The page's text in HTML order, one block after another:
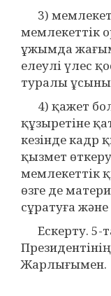
3)
мемлекеттік
ұжымда
елеулі үлес
туралы
4) қажет
құзыретіне
кезінде кадр
қызмет
мемлекеттік
өзге де
сұратуға
Ескерту. 5-
Жарлығымен.